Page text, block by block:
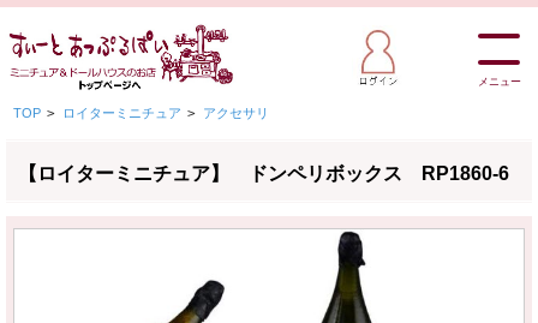
メニュー
TOP > ロイターミニチュア > アクセサリ
【ロイターミニチュア】 ドンペリボックス RP1860-6